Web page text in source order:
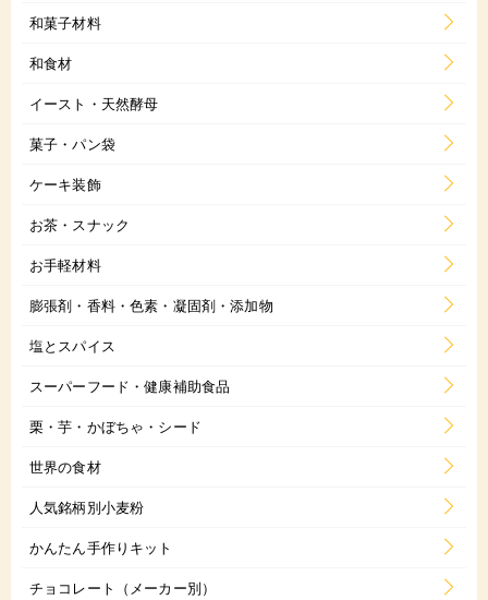
和菓子材料
和食材
イースト・天然酵母
菓子・パン袋
ケーキ装飾
お茶・スナック
お手軽材料
膨張剤・香料・色素・凝固剤・添加物
塩とスパイス
スーパーフード・健康補助食品
栗・芋・かぼちゃ・シード
世界の食材
人気銘柄別小麦粉
かんたん手作りキット
チョコレート（メーカー別）